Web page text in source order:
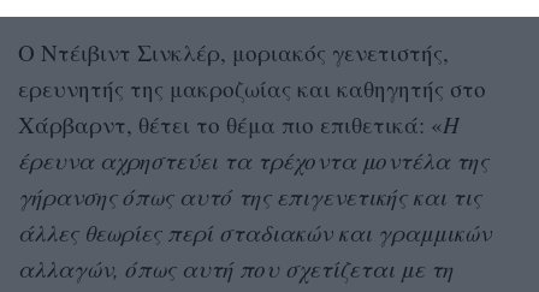
Ο Ντέιβιντ Σινκλέρ, μοριακός γενετιστής,
ερευνητής της μακροζωίας και καθηγητής στο
Χάρβαρντ, θέτει το θέμα πιο επιθετικά: «Η
έρευνα αχρηστεύει τα τρέχοντα μοντέλα της
γήρανσης όπως αυτό της επιγενετικής και τις
άλλες θεωρίες περί σταδιακών και γραμμικών
αλλαγών, όπως αυτή που σχετίζεται με τη